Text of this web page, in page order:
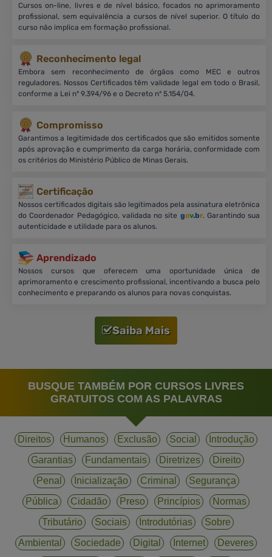
Cursos on-line, livres e de nível básico, focados no aprimoramento
profissional, sem equivalência a cursos de nível superior. O título do
curso não implica em formação profissional.
Reconhecimento legal
Embora sem reconhecimento de órgãos como MEC e outros
reguladores. Nossos Certificados têm validade legal em todo o Brasil,
conforme a Lei nº 9.394/96 e o Decreto nº 5.154/04.
Compromisso
Garantimos a legitimidade dos certificados que são emitidos somente
após aprovação e cumprimento da carga horária, conformidade com
os critérios do Ministério Público de Minas Gerais.
Certificação
Nossos certificados digitais são legitimados pela assinatura eletrônica
do Coordenador Pedagógico, validada no site gov.br. Garantindo sua
autenticidade e utilidade para os alunos.
Aprendizado
Nossos cursos que oferecem uma oportunidade única de
aprimoramento e crescimento profissional, incentivando a busca pelo
conhecimento e preparando os alunos para novas conquistas.
Saiba Mais
BUSQUE TAMBÉM POR CURSOS LIVRES
GRATUITOS COM AS PALAVRAS
Direitos Humanos Exclusão Social
Introdução
Garantias
Fundamentais Diretrizes
Direito
Penal
Inicialização Criminal
Segurança
Pública
Cidadão Preso Princípios
Normas
Tributário
Sociais Introdutórias
Sobre
Ambiental
Sociedade Digital Internet
Deveres